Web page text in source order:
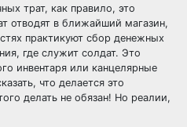
трат, как правило, это
отводят в ближайший магазин,
практикуют сбор денежных
где служит солдат. Это
инвентаря или канцелярные
что делается это
делать не обязан! Но реалии,